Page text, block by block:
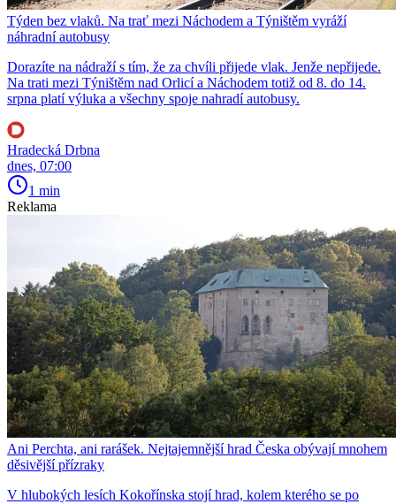
Týden bez vlaků. Na trať mezi Náchodem a Týništěm vyráží
náhradní autobusy
Dorazíte na nádraží s tím, že za chvíli přijede vlak. Jenže nepřijede.
Na trati mezi Týništěm nad Orlicí a Náchodem totiž od 8. do 14.
srpna platí výluka a všechny spoje nahradí autobusy.
Hradecká Drbna
dnes, 07:00
1 min
Reklama
Ani Perchta, ani rarášek. Nejtajemnější hrad Česka obývají mnohem
děsivější přízraky
V hlubokých lesích Kokořínska stojí hrad, kolem kterého se po